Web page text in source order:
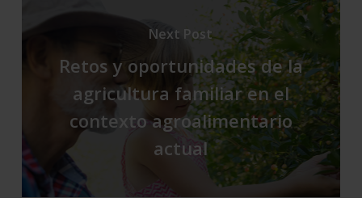
Next Post
Retos y oportunidades de la
agricultura familiar en el
contexto agroalimentario
actual